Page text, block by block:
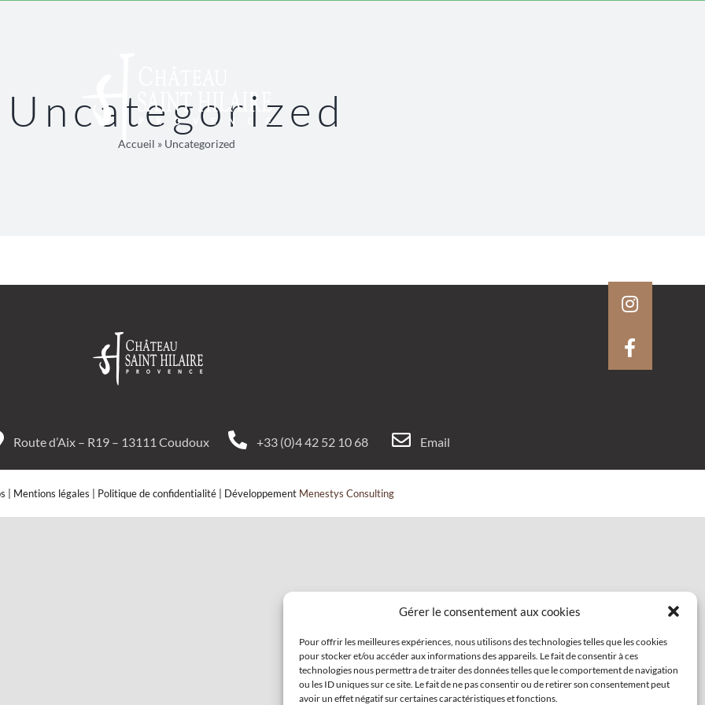
Gérer le consentement aux cookies
Pour offrir les meilleures expériences, nous utilisons des technologies telles que les cookies
pour stocker et/ou accéder aux informations des appareils. Le fait de consentir à ces
technologies nous permettra de traiter des données telles que le comportement de navigation
ou les ID uniques sur ce site. Le fait de ne pas consentir ou de retirer son consentement peut
avoir un effet négatif sur certaines caractéristiques et fonctions.
Uncategorized
Accueil » Uncategorized
Route d’Aix – R19 – 13111 Coudoux +33 (0)4 42 52 10 68 Email
| Mentions légales | Politique de confidentialité | Développement Menestys Consulting